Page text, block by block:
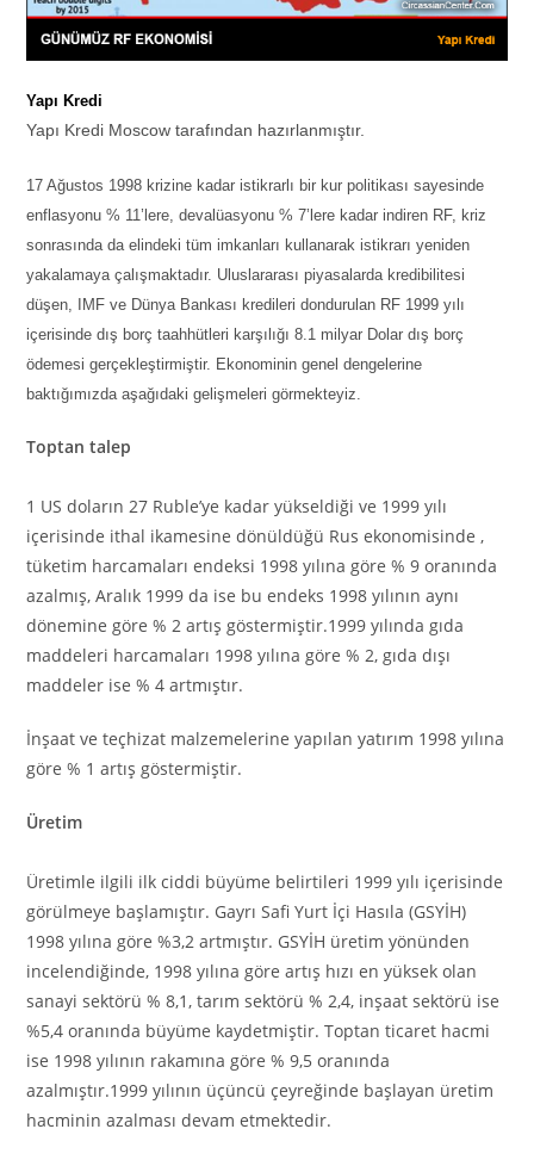
Yapı Kredi
Yapı Kredi Moscow tarafından hazırlanmıştır.
17 Ağustos 1998 krizine kadar istikrarlı bir kur politikası sayesinde
enflasyonu % 11’lere, devalüasyonu % 7’lere kadar indiren RF, kriz
sonrasında da elindeki tüm imkanları kullanarak istikrarı yeniden
yakalamaya çalışmaktadır. Uluslararası piyasalarda kredibilitesi
düşen, IMF ve Dünya Bankası kredileri dondurulan RF 1999 yılı
içerisinde dış borç taahhütleri karşılığı 8.1 milyar Dolar dış borç
ödemesi gerçekleştirmiştir. Ekonominin genel dengelerine
baktığımızda aşağıdaki gelişmeleri görmekteyiz.
Toptan talep
1 US doların 27 Ruble’ye kadar yükseldiği ve 1999 yılı
içerisinde ithal ikamesine dönüldüğü Rus ekonomisinde ,
tüketim harcamaları endeksi 1998 yılına göre % 9 oranında
azalmış, Aralık 1999 da ise bu endeks 1998 yılının aynı
dönemine göre % 2 artış göstermiştir.1999 yılında gıda
maddeleri harcamaları 1998 yılına göre % 2, gıda dışı
maddeler ise % 4 artmıştır.
İnşaat ve teçhizat malzemelerine yapılan yatırım 1998 yılına
göre % 1 artış göstermiştir.
Üretim
Üretimle ilgili ilk ciddi büyüme belirtileri 1999 yılı içerisinde
görülmeye başlamıştır. Gayrı Safi Yurt İçi Hasıla (GSYİH)
1998 yılına göre %3,2 artmıştır. GSYİH üretim yönünden
incelendiğinde, 1998 yılına göre artış hızı en yüksek olan
sanayi sektörü % 8,1, tarım sektörü % 2,4, inşaat sektörü ise
%5,4 oranında büyüme kaydetmiştir. Toptan ticaret hacmi
ise 1998 yılının rakamına göre % 9,5 oranında
azalmıştır.1999 yılının üçüncü çeyreğinde başlayan üretim
hacminin azalması devam etmektedir.